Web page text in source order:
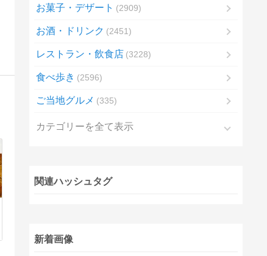
お菓子・デザート 2909
お酒・ドリンク 2451
レストラン・飲食店 3228
食べ歩き 2596
ご当地グルメ 335
カテゴリーを全て表示
関連ハッシュタグ
新着画像